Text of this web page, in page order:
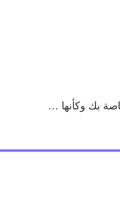
بك وكأنها …